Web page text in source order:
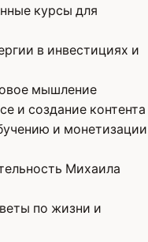
курсы для
в инвестициях и
мышление
и создание контента
и монетизации
Михаила
по жизни и